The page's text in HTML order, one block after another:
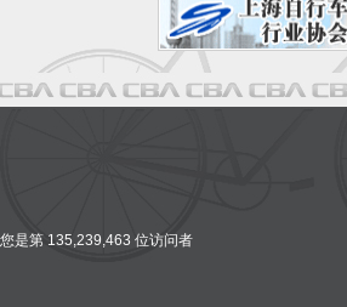
您是第 135,239,463 位访问者